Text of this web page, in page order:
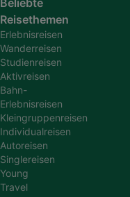
Beliebte
Reisethemen
Erlebnisreisen
Wanderreisen
Studienreisen
Aktivreisen
Bahn-
Erlebnisreisen
Kleingruppenreisen
Individualreisen
Autoreisen
Singlereisen
Young
Travel